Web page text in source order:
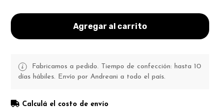
Agregar al carrito
Fabricamos a pedido. Tiempo de confección: hasta 10
días hábiles. Envío por Andreani a todo el país.
Calculá el costo de envío